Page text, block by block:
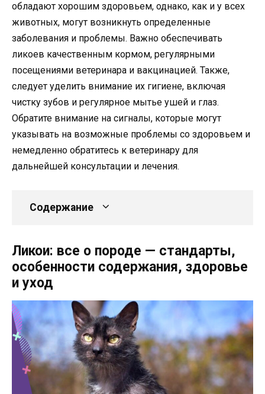
обладают хорошим здоровьем, однако, как и у всех
животных, могут возникнуть определенные
заболевания и проблемы. Важно обеспечивать
ликоев качественным кормом, регулярными
посещениями ветеринара и вакцинацией. Также,
следует уделить внимание их гигиене, включая
чистку зубов и регулярное мытье ушей и глаз.
Обратите внимание на сигналы, которые могут
указывать на возможные проблемы со здоровьем и
немедленно обратитесь к ветеринару для
дальнейшей консультации и лечения.
Содержание
Ликои: все о породе — стандарты,
особенности содержания, здоровье
и уход